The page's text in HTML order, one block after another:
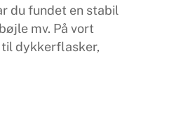
du fundet en stabil
mv. På vort
til dykkerflasker,